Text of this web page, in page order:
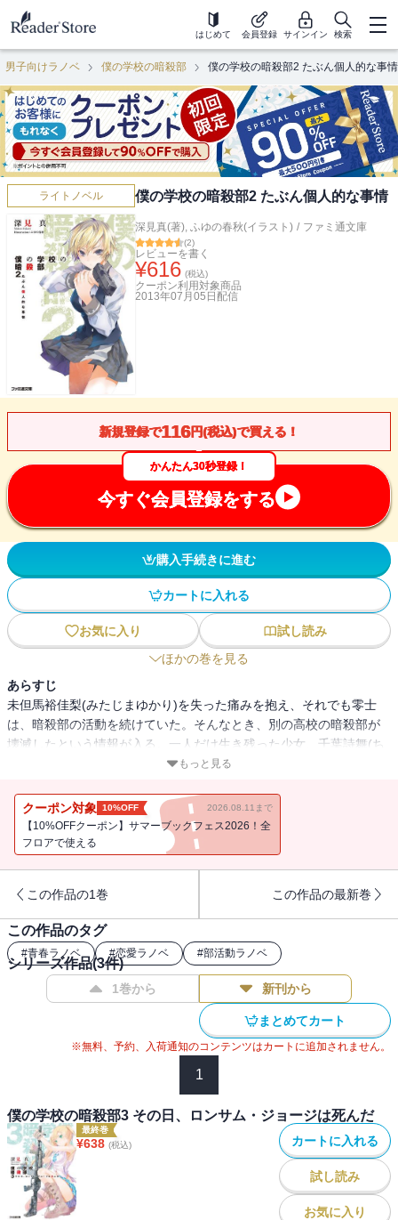
はじめて 会員登録 サインイン 検索
男子向けラノベ 僕の学校の暗殺部 僕の学校の暗殺部2 たぶん個人的な事情
ライトノベル 僕の学校の暗殺部2 たぶん個人的な事情
深見真(著), ふゆの春秋(イラスト) / ファミ通文庫
(2)
レビューを書く
¥616 (税込)
クーポン利用対象商品
2013年07月05日 配信
新規登録で116円(税込)で買える！
かんたん30秒登録！
今すぐ会員登録をする
購入手続きに進む
カートに入れる
お気に入り
試し読み
ほかの巻を見る
あらすじ
未但馬裕佳梨(みたじまゆかり)を失った痛みを抱え、それでも零士
は、暗殺部の活動を続けていた。そんなとき、別の高校の暗殺部が
壊滅したという情報が入る。一人だけ生き残った少女、千葉詩舞(ち
ばしいま)は正袈裟高校暗殺部に編入することになる
士。さらに彼は、裕佳梨の友人だったという少女と出会ってしま
う。残されたものの生きる道とは？ そして精鋭揃いの暗殺部を壊
滅させた敵、〈かげもず〉とは一体何なのか－－。緊迫の第2巻！
もっと見る
クーポン対象 10%OFF 2026.08.11まで
【10%OFFクーポン】サマーブックフェス2026！全
フロアで使える
この作品の1巻 この作品の最新巻
この作品のタグ
#青春ラノベ #恋愛ラノベ #部活動ラノベ
シリーズ作品(3件)
1巻から 新刊から
まとめてカート
※無料、予約、入荷通知のコンテンツはカートに追加されません。
1
僕の学校の暗殺部3 その日、ロンサム・ジョージは死んだ
最終巻
¥638 (税込) カートに入れる
試し読み
お気に入り